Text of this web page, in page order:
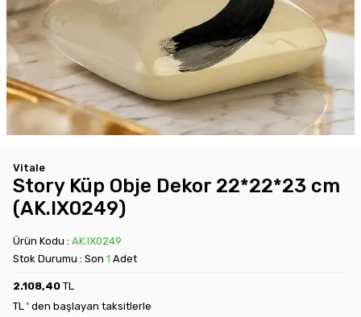
Vitale
Story Küp Obje Dekor 22*22*23 cm
(AK.IX0249)
Ürün Kodu : AK.IX0249
Stok Durumu : Son 1 Adet
2.108,40 TL
TL ' den başlayan taksitlerle